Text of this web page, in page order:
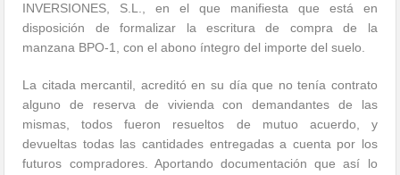
INVERSIONES, S.L., en el que manifiesta que está en
disposición de formalizar la escritura de compra de la
manzana BPO-1, con el abono íntegro del importe del suelo.
La citada mercantil, acreditó en su día que no tenía contrato
alguno de reserva de vivienda con demandantes de las
mismas, todos fueron resueltos de mutuo acuerdo, y
devueltas todas las cantidades entregadas a cuenta por los
futuros compradores. Aportando documentación que así lo